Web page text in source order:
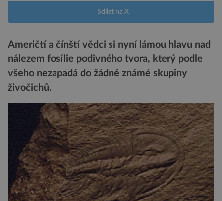
Sdílet na X
Američtí a čínští vědci si nyní lámou hlavu nad
nálezem fosílie podivného tvora, který podle
všeho nezapadá do žádné známé skupiny
živočichů.